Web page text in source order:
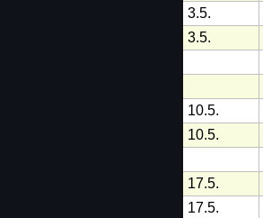
3.5.
3.5.
10.5.
10.5.
17.5.
17.5.